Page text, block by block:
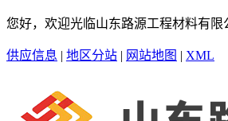
您好，欢迎光临山东路源工程材料有限
供应信息 | 地区分站 | 网站地图 | XML